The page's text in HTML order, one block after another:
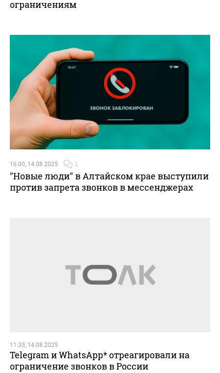
ограничениям
16:00, 14.08.2025 1
"Новые люди" в Алтайском крае выступили
против запрета звонков в мессенджерах
11:35, 14.08.2025
Telegram и WhatsApp* отреагировали на
ограничение звонков в России